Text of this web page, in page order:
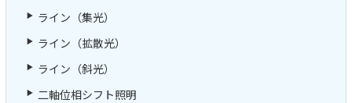
ライン（集光）
ライン（拡散光）
ライン（斜光）
二軸位相シフト照明